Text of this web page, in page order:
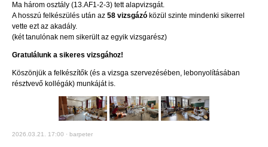
Ma három osztály (13.AF1-2-3) tett alapvizsgát.
A hosszú felkészülés után az 58 vizsgázó közül szinte mindenki sikerrel
vette ezt az akadály.
(két tanulónak nem sikerült az egyik vizsgarész)
Gratulálunk a sikeres vizsgához!
Köszönjük a felkészítők (és a vizsga szervezésében, lebonyolításában
résztvevő kollégák) munkáját is.
2026.03.21. 17:00 · barpeter